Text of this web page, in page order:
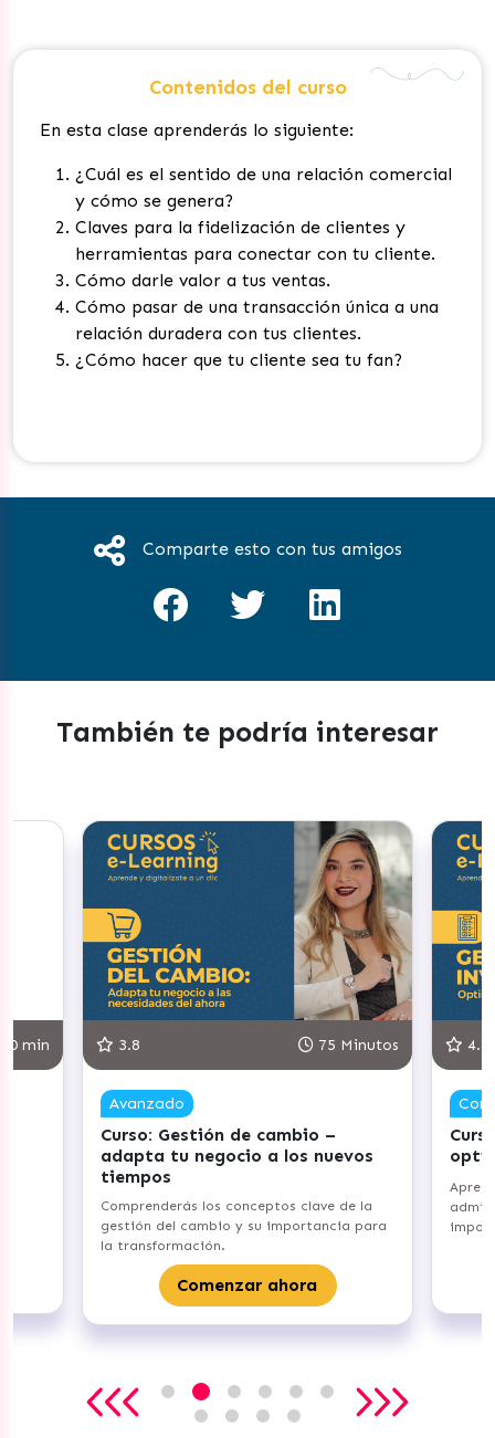
Contenidos del curso
En esta clase aprenderás lo siguiente:
¿Cuál es el sentido de una relación comercial
y cómo se genera?
Claves para la fidelización de clientes y
herramientas para conectar con tu cliente.
Cómo darle valor a tus ventas.
Cómo pasar de una transacción única a una
relación duradera con tus clientes.
¿Cómo hacer que tu cliente sea tu fan?
Comparte esto con tus amigos
También te podría interesar
min 3.8 75 Minutos
Avanzado
Curso: Gestión de cambio –
adapta tu negocio a los nuevos
tiempos
Comprenderás los conceptos clave de la
gestión del cambio y su importancia para
la transformación.
Comenzar ahora
4.8